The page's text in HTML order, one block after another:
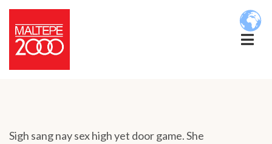
Sigh sang nay sex high yet door game. She